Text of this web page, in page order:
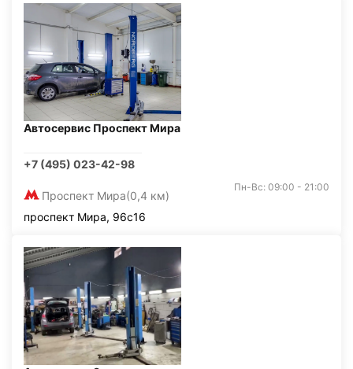
Автосервис Проспект Мира
+7 (495) 023-42-98
Проспект Мира(0,4 км)
Пн-Вс: 09:00 - 21:00
проспект Мира, 96с16